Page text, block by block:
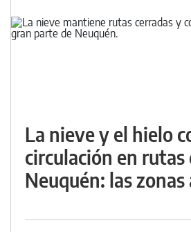
La nieve y el hielo
circulación en rutas
Neuquén: las